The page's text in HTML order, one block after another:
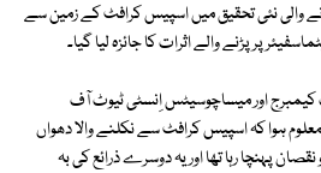
والی نئی تحقیق میں اسپیس کرافٹ کے زمین سے
پر پڑنے والے اثرات کا جائزہ لیا گیا۔
کیمبرج اور میساچوسیٹس اِنسٹی ٹیوٹ آف
ہوا کہ اسپیس کرافٹ سے نکلنے والا دھواں
پہنچا رہا تھا اور یہ دوسرے ذرائع کی بہ